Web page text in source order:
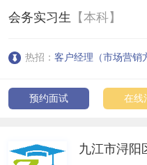
会务实习生 【本科】
热招： 客户经理（市场营销
预约面试 在线